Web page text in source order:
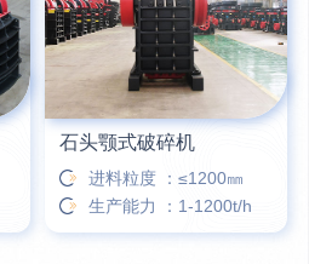
石头颚式破碎机
进料粒度 ：≤1200㎜
生产能力 ：1-1200t/h